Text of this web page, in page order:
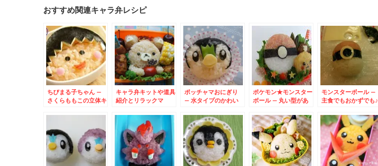
おすすめ関連キャラ弁レシピ
ちびまる子ちゃん –
さくらももこの立体キ
キャラ弁キットや道具
紹介とリラックマ
ポッチャマおにぎり
– 水タイプのかわい
ポケモン★モンスター
ボール – 丸い型があ
ゃう♪
モンスターボール –
主食でもおかずでも♪
に♪